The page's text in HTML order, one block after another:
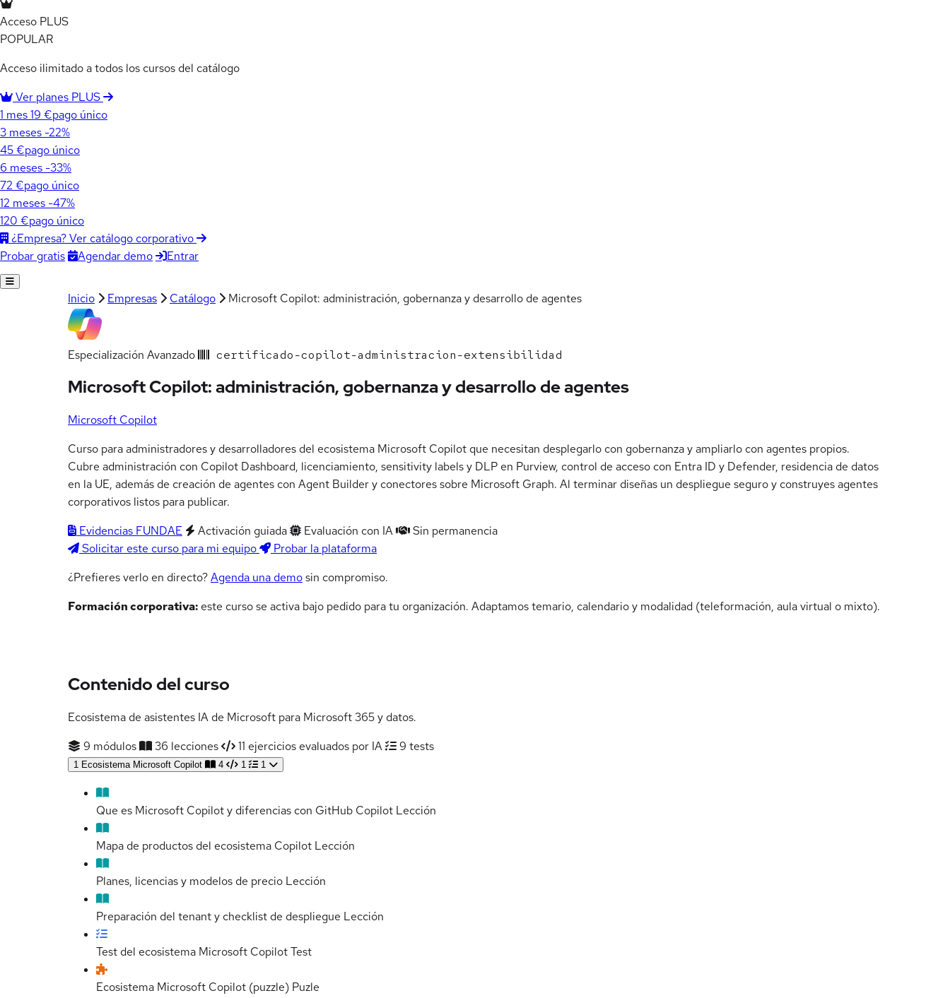
Acceso PLUS
POPULAR
Acceso ilimitado a todos los cursos del catálogo
Ver planes PLUS
1 mes19 €pago único
3 meses -22%
45 €pago único
6 meses -33%
72 €pago único
12 meses -47%
120 €pago único
¿Empresa? Ver catálogo corporativo
Probar gratis
Agendar demo Entrar
Inicio Empresas Catálogo Microsoft Copilot: administración, gobernanza y desarrollo de agentes
Especialización Avanzado certificado-copilot-administracion-extensibilidad
Microsoft Copilot: administración, gobernanza y desarrollo de agentes
Microsoft Copilot
Curso para administradores y desarrolladores del ecosistema Microsoft Copilot que necesitan desplegarlo con gobernanza y ampliarlo con agentes propios.
Cubre administración con Copilot Dashboard, licenciamiento, sensitivity labels y DLP en Purview, control de acceso con Entra ID y Defender, residencia de datos
en la UE, además de creación de agentes con Agent Builder y conectores sobre Microsoft Graph. Al terminar diseñas un despliegue seguro y construyes agentes
corporativos listos para publicar.
Evidencias FUNDAE
Activación guiada Evaluación con IA
Sin permanencia
Solicitar este curso para mi equipo
Probar la plataforma
¿Prefieres verlo en directo?Agenda una demosin compromiso.
Formación corporativa: este curso se activa bajo pedido para tu organización. Adaptamos temario, calendario y modalidad (teleformación, aula virtual o mixto).
Contenido del curso
Ecosistema de asistentes IA de Microsoft para Microsoft 365 y datos.
9 módulos
36 lecciones 11 ejercicios evaluados por IA 9 tests
1 Ecosistema Microsoft Copilot 4 1 1
Que es Microsoft Copilot y diferencias con GitHub Copilot Lección
Mapa de productos del ecosistema Copilot Lección
Planes, licencias y modelos de precio Lección
Preparación del tenant y checklist de despliegue Lección
Test del ecosistema Microsoft CopilotTest
Ecosistema Microsoft Copilot (puzzle) Puzle